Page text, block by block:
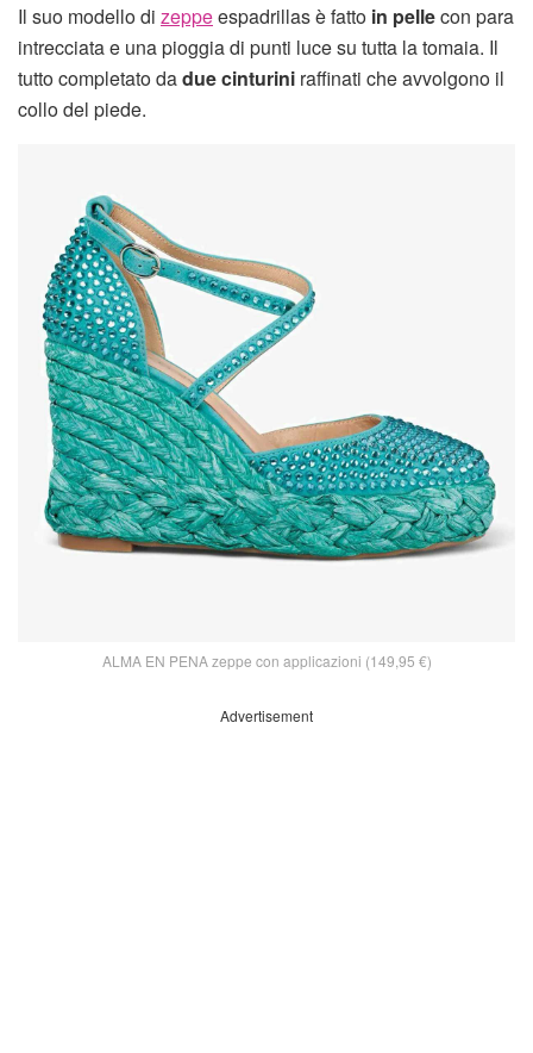
Il suo modello di zeppeespadrillas è fatto in pellecon para
intrecciata e una pioggia di punti luce su tutta la tomaia. Il
tutto completato dadue cinturini raffinati che avvolgono il
collo del piede.
ALMA EN PENA zeppe con applicazioni (149,95 €)
Advertisement